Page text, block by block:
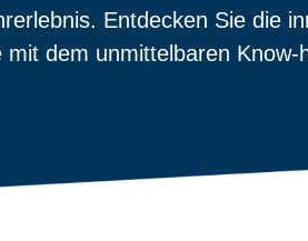
Entdecken Sie die
mit dem unmittelbaren Know-